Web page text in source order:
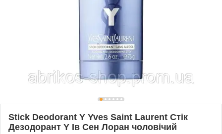
Stick Deodorant Y Yves Saint Laurent Стік
Дезодорант Y Ів Сен Лоран чоловічий